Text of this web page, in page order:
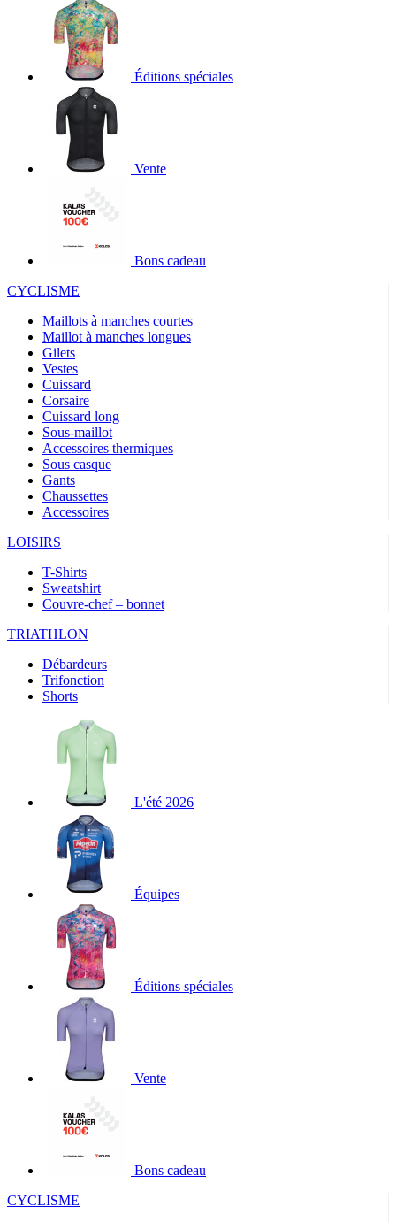
Éditions spéciales
Vente
Bons cadeau
CYCLISME
Maillots à manches courtes
Maillot à manches longues
Gilets
Vestes
Cuissard
Corsaire
Cuissard long
Sous-maillot
Accessoires thermiques
Sous casque
Gants
Chaussettes
Accessoires
LOISIRS
T-Shirts
Sweatshirt
Couvre-chef – bonnet
TRIATHLON
Débardeurs
Trifonction
Shorts
L'été 2026
Équipes
Éditions spéciales
Vente
Bons cadeau
CYCLISME